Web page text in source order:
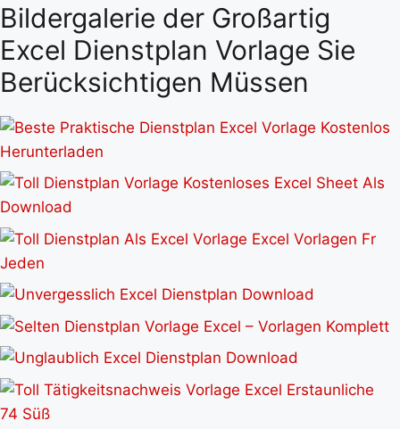
Bildergalerie der Großartig
Excel Dienstplan Vorlage Sie
Berücksichtigen Müssen